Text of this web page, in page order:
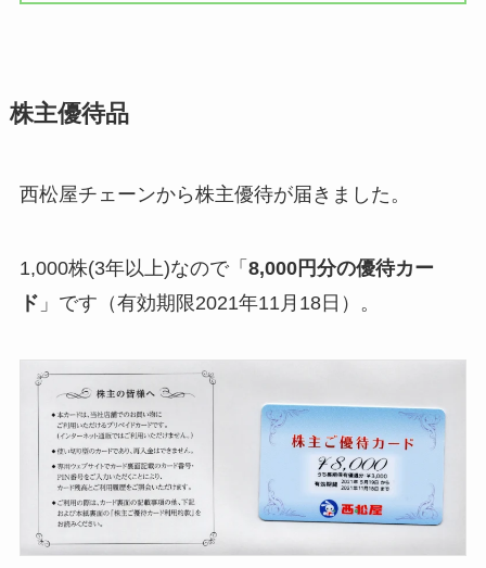
株主優待品
西松屋チェーンから株主優待が届きました。
1,000株(3年以上)なので「 8,000円分の優待カー
ド 」です（有効期限2021年11月18日）。